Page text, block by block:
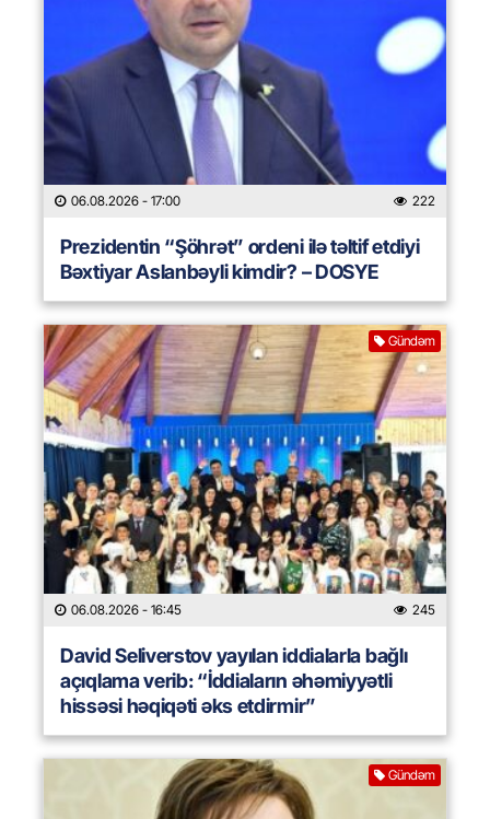
06.08.2026 - 17:00 222
Prezidentin “Şöhrət” ordeni ilə təltif etdiyi
Bəxtiyar Aslanbəyli kimdir? – DOSYE
Gündəm
06.08.2026 - 16:45 245
David Seliverstov yayılan iddialarla bağlı
açıqlama verib: “İddiaların əhəmiyyətli
hissəsi həqiqəti əks etdirmir”
Gündəm